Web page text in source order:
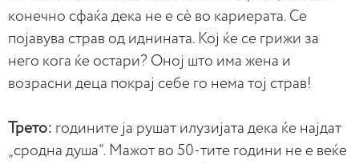
конечно сфаќа дека не е сè во кариерата. Се
појавува страв од иднината. Кој ќе се грижи за
него кога ќе остари? Оној што има жена и
возрасни деца покрај себе го нема тој страв!
Трето: годините ја рушат илузијата дека ќе најдат
„сродна душа“. Мажот во 50-тите години не е веќе